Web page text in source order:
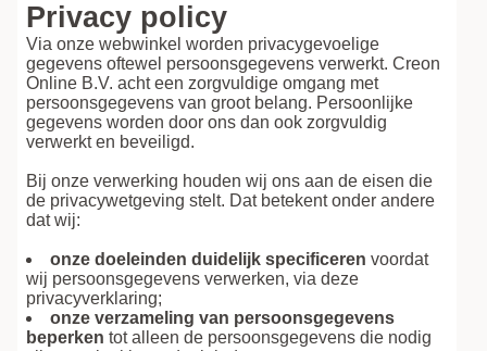
Privacy policy
Via onze webwinkel worden privacygevoelige
gegevens oftewel persoonsgegevens verwerkt. Creon
Online B.V. acht een zorgvuldige omgang met
persoonsgegevens van groot belang. Persoonlijke
gegevens worden door ons dan ook zorgvuldig
verwerkt en beveiligd.
Bij onze verwerking houden wij ons aan de eisen die
de privacywetgeving stelt. Dat betekent onder andere
dat wij:
onze doeleinden duidelijk specificeren voordat
wij persoonsgegevens verwerken, via deze
privacyverklaring;
onze verzameling van persoonsgegevens
beperken tot alleen de persoonsgegevens die nodig